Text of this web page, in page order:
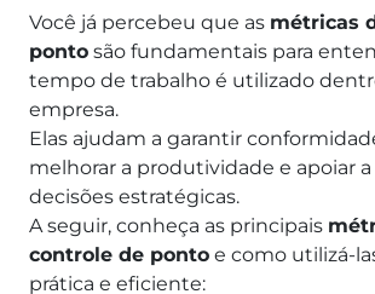
Você já percebeu que as métricas
ponto são fundamentais para
tempo de trabalho é utilizado
empresa.
Elas ajudam a garantir
melhorar a produtividade e apoiar
decisões estratégicas.
A seguir, conheça as principais
controle de ponto e como utilizá-
prática e eficiente: